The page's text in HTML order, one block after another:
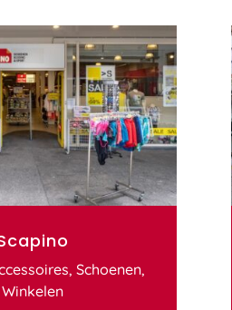
, Schoenen,
Winkelen